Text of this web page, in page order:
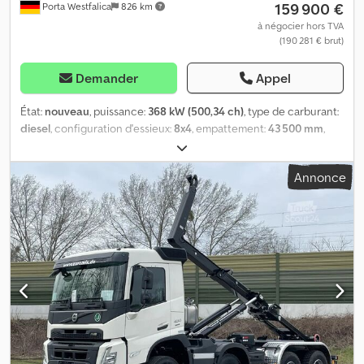
Porta Westfalica 826 km 159 900 €
à négocier hors TVA
(190 281 € brut)
Demander Appel
État: nouveau, puissance: 368 kW (500,34 ch), type de carburant:
diesel, configuration d'essieux:8x4, empattement:43 500 mm,
, capacité du réservoir de carburant:
couleur:blanc, cabine conducteur:cabine courte, type
d'engrenage:
automatique, classe d'émission:
, Année de
construction:2026, Équipement:AdBlue, Apple CarPlay,
Bluetooth, EBS (Système de freinage électronique), attelage
de remorque, blocage de différentiel, climatisation, contrôle
de traction, filtre à particules, ordinateur de bord, phares
antibrouillard, programme électronique de stabilité (ESP),
régulateur de vitesse, régulation électrique des vitres, système
de navigation, verrouillage centralisé, - Régulateur de vitesse
adaptatif - Rétroviseurs chauffants - Suspension à ressorts à
lames - Blocage de différentiel - Limiteur de vitesse -
Climatisation - Sièges à suspension pneumatique - Filtre à
Annonce